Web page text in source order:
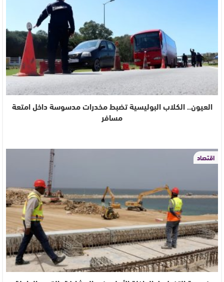
العيون.. الكلاب البوليسية تضبط مخدرات مدسوسة داخل امتعة
مسافر
اقتصاد